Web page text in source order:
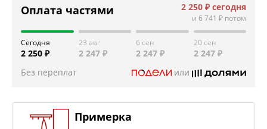
Оплата частями 2 250 ₽ сегодня
и 6 741 ₽ потом
Сегодня
2 250 ₽
23 авг
2 247 ₽
6 сен
2 247 ₽
20 сен
2 247 ₽
Без переплат
или
Примерка